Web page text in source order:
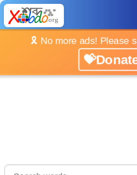
🎗️ No more ads! Please